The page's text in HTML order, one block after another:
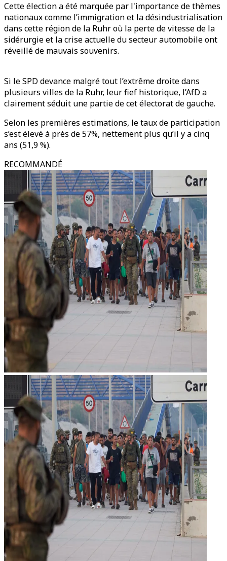
Cette élection a été marquée par l'importance de thèmes
nationaux comme l’immigration et la désindustrialisation
dans cette région de la Ruhr où la perte de vitesse de la
sidérurgie et la crise actuelle du secteur automobile ont
réveillé de mauvais souvenirs.
Si le SPD devance malgré tout l’extrême droite dans
plusieurs villes de la Ruhr, leur fief historique, l’AfD a
clairement séduit une partie de cet électorat de gauche.
Selon les premières estimations, le taux de participation
s’est élevé à près de 57%, nettement plus qu’il y a cinq
ans (51,9 %).
RECOMMANDÉ